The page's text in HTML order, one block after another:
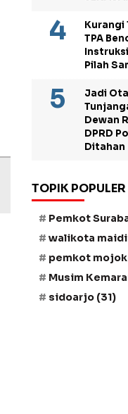
Kurangi
TPA
Pilah
Jadi
Dewan
DPRD
Ditahan
TOPIK POPULER
Pemkot
walikota maidi
pemkot
Musim
sidoarjo (31)